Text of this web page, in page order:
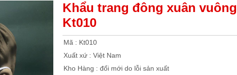
Khẩu trang đông xuân vuông
Kt010
Mã : Kt010
Xuất xứ : Việt Nam
Kho Hàng : đổi mới do lỗi sản xuất